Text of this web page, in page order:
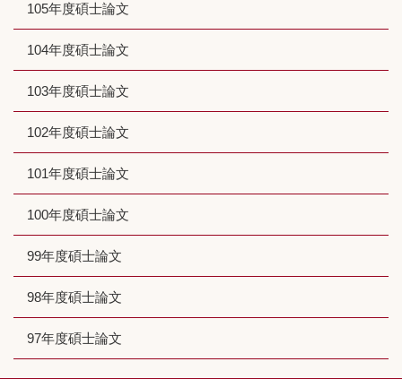
105年度碩士論文
104年度碩士論文
103年度碩士論文
102年度碩士論文
101年度碩士論文
100年度碩士論文
99年度碩士論文
98年度碩士論文
97年度碩士論文